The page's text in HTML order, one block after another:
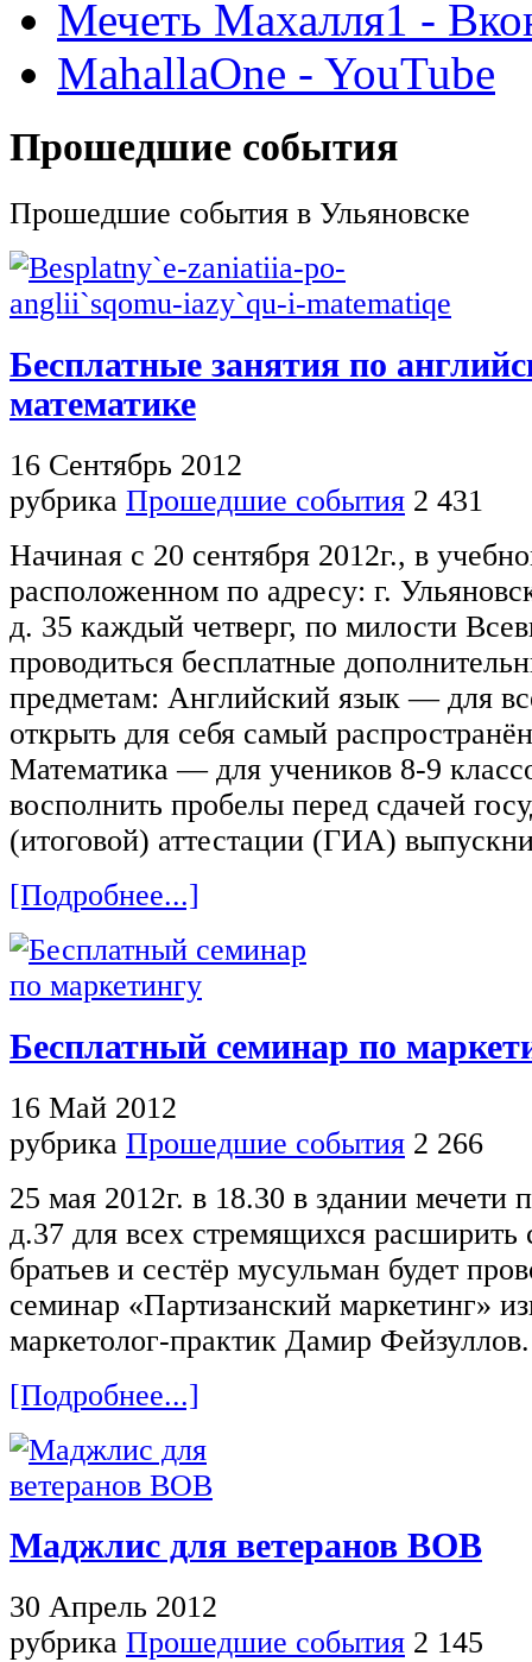
Мечеть Махалля1 -
MahallaOne - YouTube
Прошедшие события
Прошедшие события в Ульяновске
Бесплатные занятия по
математике
16 Сентябрь 2012
рубрика Прошедшие события 2 431
Начиная с 20 сентября 2012г., в
расположенном по адресу: г.
д. 35 каждый четверг, по милости
проводиться бесплатные
предметам: Английский язык — для
открыть для себя самый
Математика — для учеников 8-9
восполнить пробелы перед сдачей
(итоговой) аттестации (ГИА)
[Подробнее...]
Бесплатный семинар по
16 Май 2012
рубрика Прошедшие события 2 266
25 мая 2012г. в 18.30 в здании мечети
д.37 для всех стремящихся расширить
братьев и сестёр мусульман будет
семинар «Партизанский маркетинг»
маркетолог-практик Дамир Фейзуллов.
[Подробнее...]
Маджлис для ветеранов ВОВ
30 Апрель 2012
рубрика Прошедшие события 2 145